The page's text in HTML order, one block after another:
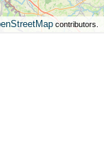
Marc, a former
goats,
the 5 person
contributors.